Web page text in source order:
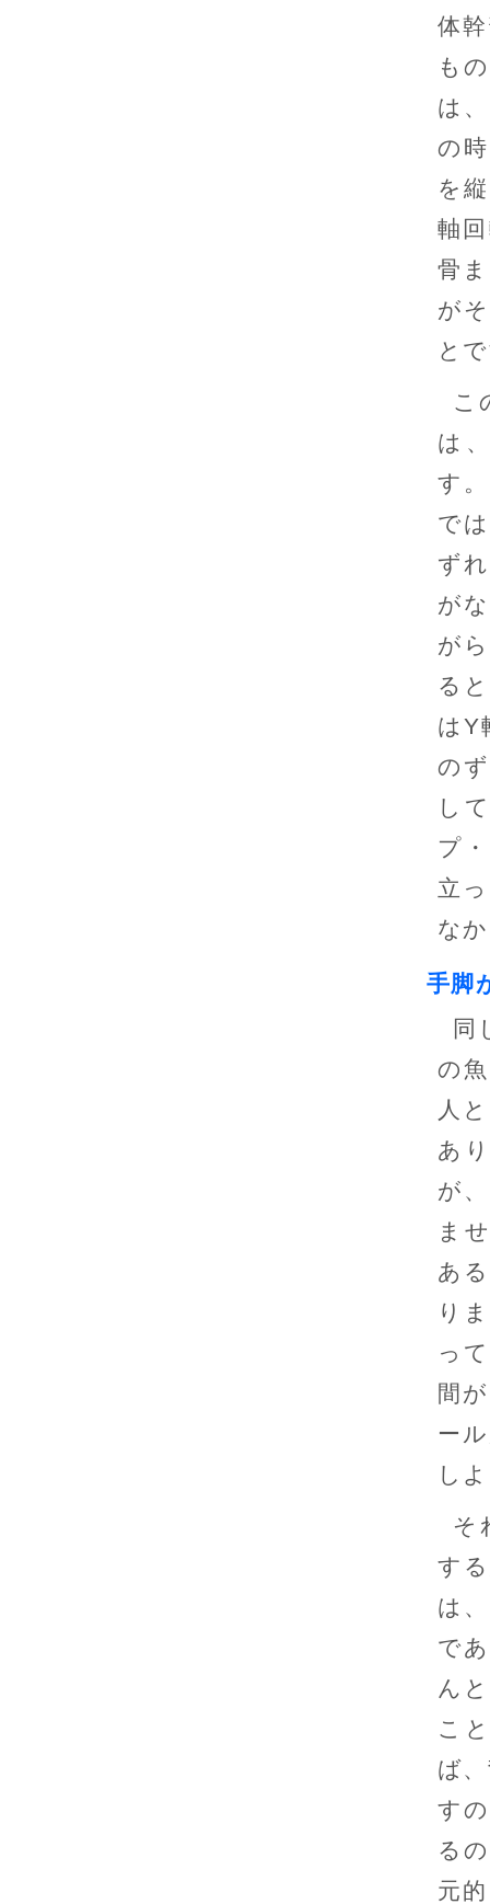
体
も
は
の
を
軸
骨
が
と
こ
は
す
で
ず
が
が
る
はY
の
し
プ
立
な
手脚
同
の
人
あ
が
ま
あ
り
っ
間
ー
し
そ
す
は
で
ん
こ
ば
す
る
元